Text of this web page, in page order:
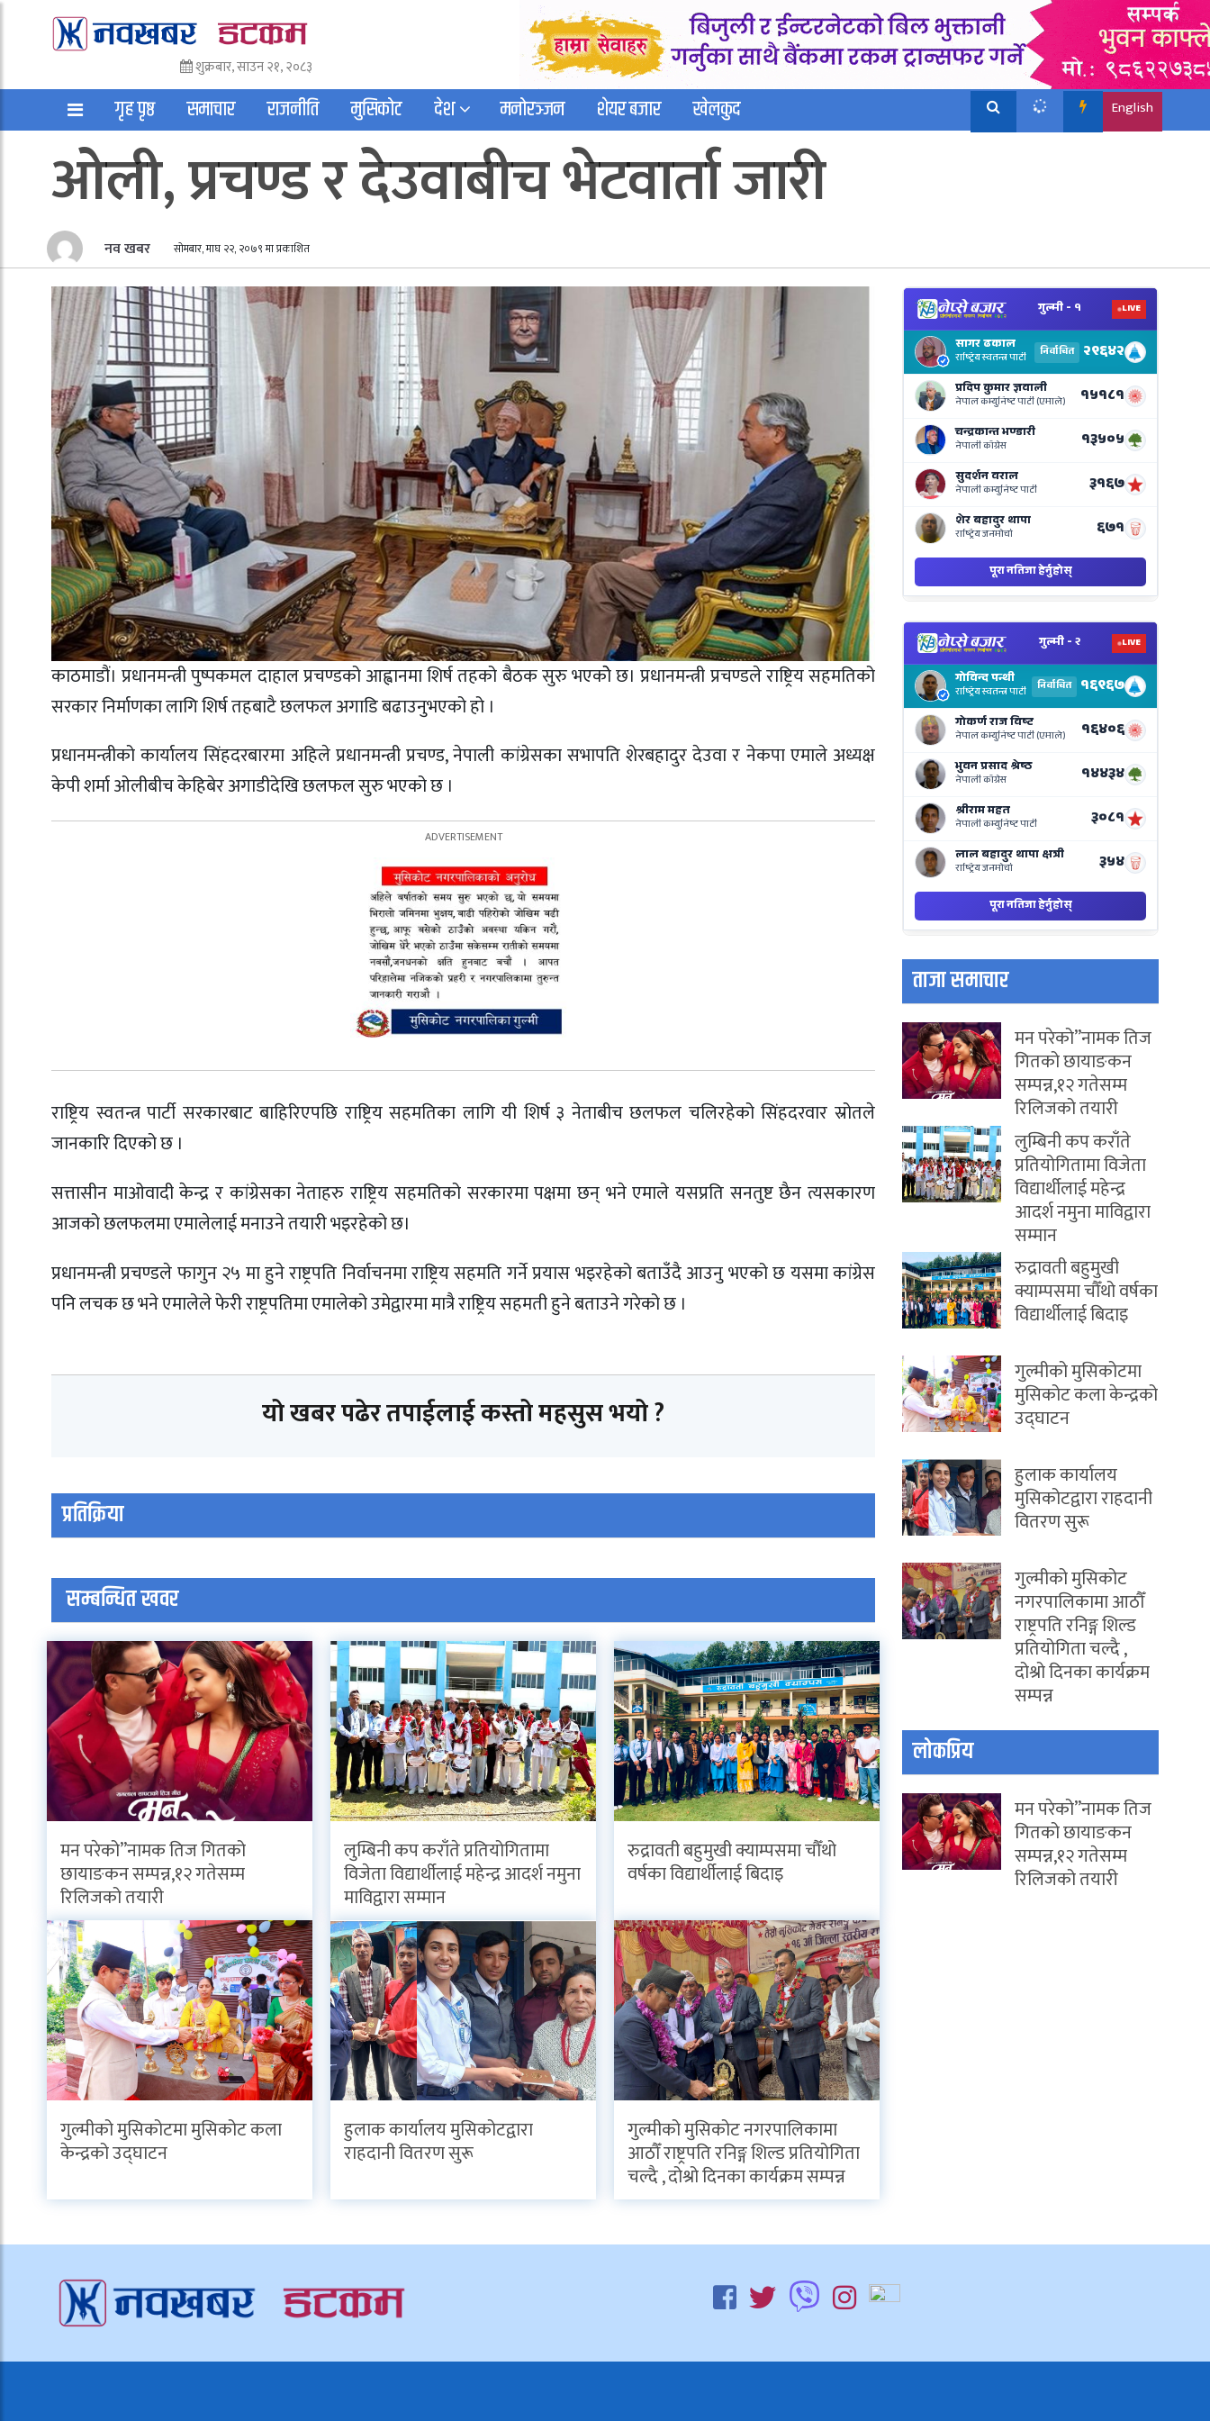
शुक्रबार, साउन २१, २०८३
गृह पृष्ठ समाचार राजनीति मुसिकोट देश मनोरञ्जन शेयर बजार
खेलकुद
अन्तराष्ट्रिय
English
ओली, प्रचण्ड र देउवाबीच भेटवार्ता जारी
नव खबर सोमबार, माघ २२, २०७९ मा प्रकाशित
काठमाडौं। प्रधानमन्त्री पुष्पकमल दाहाल प्रचण्डको आह्वानमा शिर्ष तहको बैठक सुरु भएकोे छ। प्रधानमन्त्री प्रचण्डले राष्ट्रिय सहमतिको
सरकार निर्माणका लागि शिर्ष तहबाटै छलफल अगाडि बढाउनुभएको हो ।
प्रधानमन्त्रीको कार्यालय सिंहदरबारमा अहिले प्रधानमन्त्री प्रचण्ड, नेपाली कांग्रेसका सभापति शेरबहादुर देउवा र नेकपा एमाले अध्यक्ष
केपी शर्मा ओलीबीच केहिबेर अगाडीदेखि छलफल सुरु भएको छ ।
राष्ट्रिय स्वतन्त्र पार्टी सरकारबाट बाहिरिएपछि राष्ट्रिय सहमतिका लागि यी शिर्ष ३ नेताबीच छलफल चलिरहेको सिंहदरवार स्रोतले
जानकारि दिएको छ ।
सत्तासीन माओवादी केन्द्र र कांग्रेसका नेताहरु राष्ट्रिय सहमतिको सरकारमा पक्षमा छन् भने एमाले यसप्रति सनतुष्ट छैन त्यसकारण
आजको छलफलमा एमालेलाई मनाउने तयारी भइरहेको छ।
प्रधानमन्त्री प्रचण्डले फागुन २५ मा हुने राष्ट्रपति निर्वाचनमा राष्ट्रिय सहमति गर्ने प्रयास भइरहेको बताउँदै आउनु भएको छ यसमा कांग्रेस
पनि लचक छ भने एमालेले फेरी राष्ट्रपतिमा एमालेको उमेद्वारमा मात्रै राष्ट्रिय सहमती हुने बताउने गरेको छ ।
यो खबर पढेर तपाईलाई कस्तो महसुस भयो ?
प्रतिक्रिया
सम्बन्धित खवर
मन परेको”नामक तिज गितको
छायाङकन सम्पन्न,१२ गतेसम्म
रिलिजको तयारी
लुम्बिनी कप कराँते प्रतियोगितामा
विजेता विद्यार्थीलाई महेन्द्र आदर्श नमुना
माविद्वारा सम्मान
रुद्रावती बहुमुखी क्याम्पसमा चौँथो
वर्षका विद्यार्थीलाई बिदाइ
गुल्मीको मुसिकोटमा मुसिकोट कला
केन्द्रको उद्घाटन
हुलाक कार्यालय मुसिकोटद्वारा
राहदानी वितरण सुरू
गुल्मीको मुसिकोट नगरपालिकामा
आठौँ राष्ट्रपति रनिङ्ग शिल्ड प्रतियोगिता
चल्दै , दोश्रो दिनका कार्यक्रम सम्पन्न
ताजा समाचार
मन परेको”नामक तिज
गितको छायाङकन
सम्पन्न,१२ गतेसम्म
रिलिजको तयारी
लुम्बिनी कप कराँते
प्रतियोगितामा विजेता
विद्यार्थीलाई महेन्द्र
आदर्श नमुना माविद्वारा
सम्मान
रुद्रावती बहुमुखी
क्याम्पसमा चौँथो वर्षका
विद्यार्थीलाई बिदाइ
गुल्मीको मुसिकोटमा
मुसिकोट कला केन्द्रको
उद्घाटन
हुलाक कार्यालय
मुसिकोटद्वारा राहदानी
वितरण सुरू
गुल्मीको मुसिकोट
नगरपालिकामा आठौँ
राष्ट्रपति रनिङ्ग शिल्ड
प्रतियोगिता चल्दै ,
दोश्रो दिनका कार्यक्रम
सम्पन्न
लोकप्रिय
मन परेको”नामक तिज
गितको छायाङकन
सम्पन्न,१२ गतेसम्म
रिलिजको तयारी